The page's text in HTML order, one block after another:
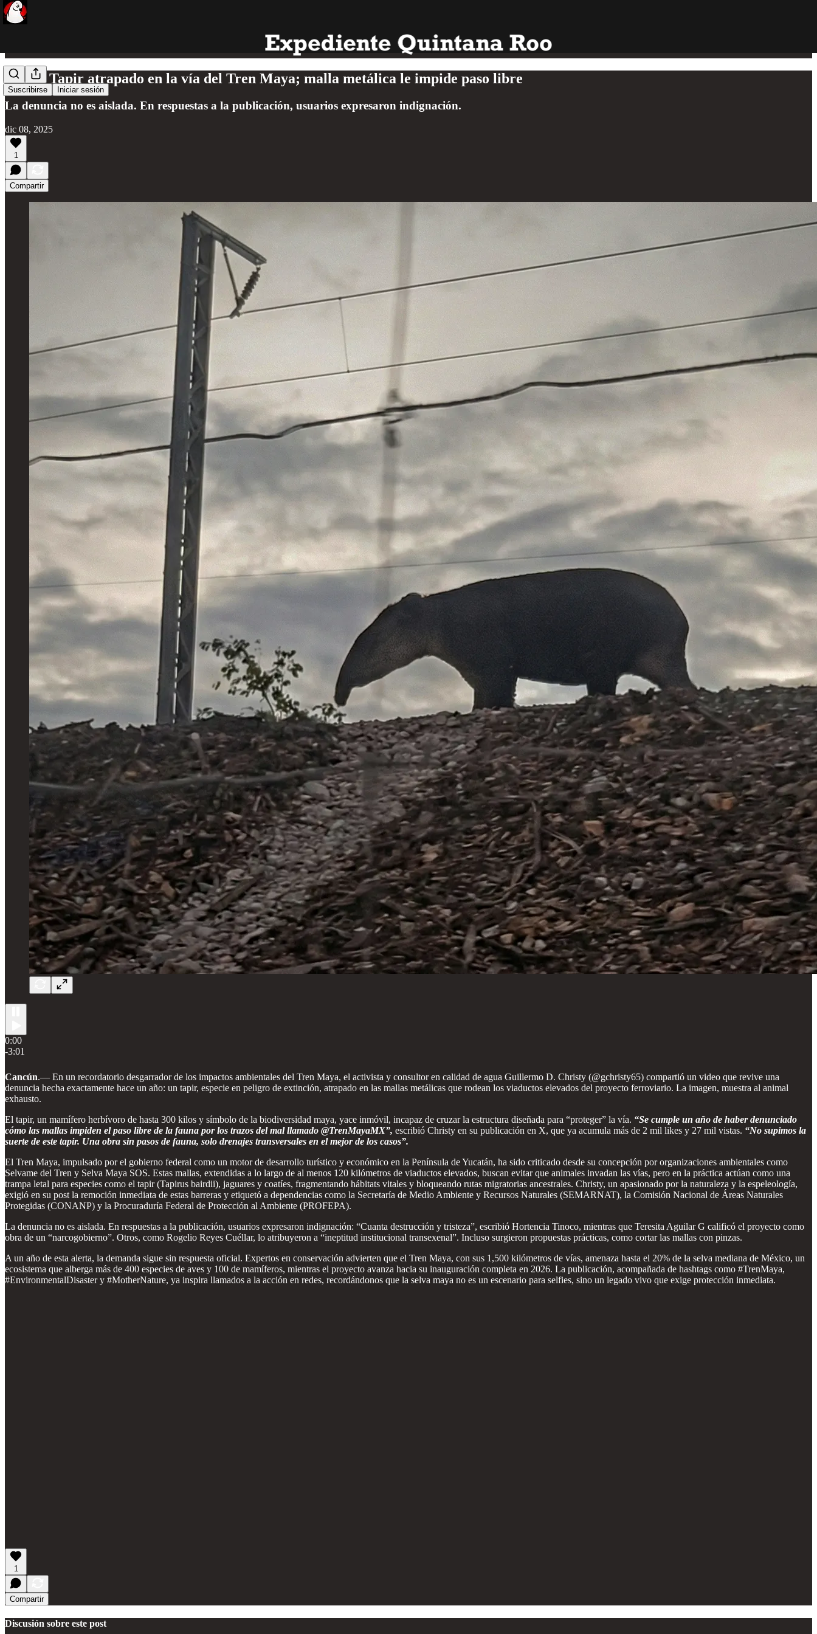
Suscribirse Iniciar sesión
Video: Tapir atrapado en la vía del Tren Maya; malla metálica le impide paso libre
La denuncia no es aislada. En respuestas a la publicación, usuarios expresaron indignación.
dic 08, 2025
1
Compartir
0:00
-3:01
Cancún.— En un recordatorio desgarrador de los impactos ambientales del Tren Maya, el activista y consultor en calidad de agua Guillermo D. Christy (@gchristy65) compartió un video que revive una
denuncia hecha exactamente hace un año: un tapir, especie en peligro de extinción, atrapado en las mallas metálicas que rodean los viaductos elevados del proyecto ferroviario. La imagen, muestra al animal
exhausto.
El tapir, un mamífero herbívoro de hasta 300 kilos y símbolo de la biodiversidad maya, yace inmóvil, incapaz de cruzar la estructura diseñada para “proteger” la vía. “Se cumple un año de haber denunciado
cómo las mallas impiden el paso libre de la fauna por los trazos del mal llamado @TrenMayaMX”, escribió Christy en su publicación en X, que ya acumula más de 2 mil likes y 27 mil vistas. “No supimos la
suerte de este tapir. Una obra sin pasos de fauna, solo drenajes transversales en el mejor de los casos”.
El Tren Maya, impulsado por el gobierno federal como un motor de desarrollo turístico y económico en la Península de Yucatán, ha sido criticado desde su concepción por organizaciones ambientales como
Selvame del Tren y Selva Maya SOS. Estas mallas, extendidas a lo largo de al menos 120 kilómetros de viaductos elevados, buscan evitar que animales invadan las vías, pero en la práctica actúan como una
trampa letal para especies como el tapir (Tapirus bairdii), jaguares y coatíes, fragmentando hábitats vitales y bloqueando rutas migratorias ancestrales. Christy, un apasionado por la naturaleza y la espeleología,
exigió en su post la remoción inmediata de estas barreras y etiquetó a dependencias como la Secretaría de Medio Ambiente y Recursos Naturales (SEMARNAT), la Comisión Nacional de Áreas Naturales
Protegidas (CONANP) y la Procuraduría Federal de Protección al Ambiente (PROFEPA).
La denuncia no es aislada. En respuestas a la publicación, usuarios expresaron indignación: “Cuanta destrucción y tristeza”, escribió Hortencia Tinoco, mientras que Teresita Aguilar G calificó el proyecto como
obra de un “narcogobierno”. Otros, como Rogelio Reyes Cuéllar, lo atribuyeron a “ineptitud institucional transexenal”. Incluso surgieron propuestas prácticas, como cortar las mallas con pinzas.
A un año de esta alerta, la demanda sigue sin respuesta oficial. Expertos en conservación advierten que el Tren Maya, con sus 1,500 kilómetros de vías, amenaza hasta el 20% de la selva mediana de México, un
ecosistema que alberga más de 400 especies de aves y 100 de mamíferos, mientras el proyecto avanza hacia su inauguración completa en 2026. La publicación, acompañada de hashtags como #TrenMaya,
#EnvironmentalDisaster y #MotherNature, ya inspira llamados a la acción en redes, recordándonos que la selva maya no es un escenario para selfies, sino un legado vivo que exige protección inmediata.
1
Compartir
Discusión sobre este post